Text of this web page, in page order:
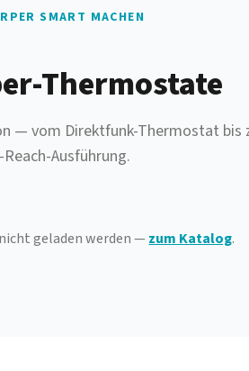
SMART MACHEN
Thermostate
— vom Direktfunk-Thermostat bis
Ausführung.
geladen werden — zum Katalog.